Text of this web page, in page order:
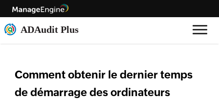
Comment obtenir le dernier temps
de démarrage des ordinateurs